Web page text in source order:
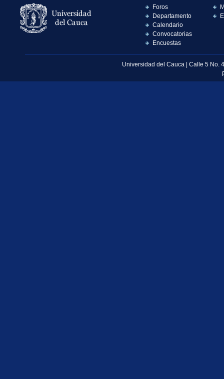
Foros
Departamento
Calendario
Convocatorias
Encuestas
Universidad del Cauca | Calle 5 No.